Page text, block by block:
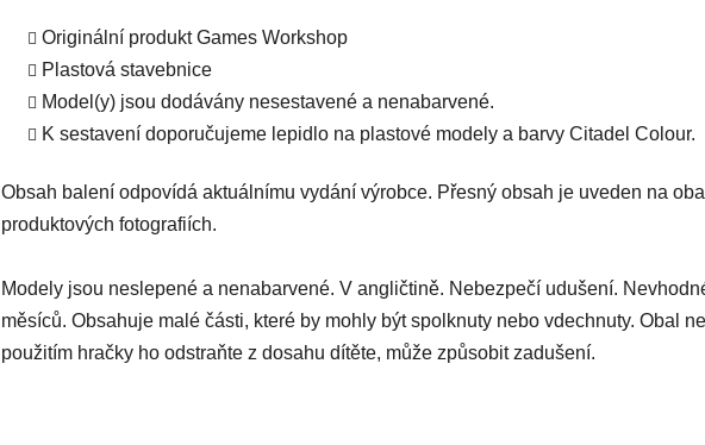
Originální produkt Games Workshop
Plastová stavebnice
Model(y) jsou dodávány nesestavené a nenabarvené.
K sestavení doporučujeme lepidlo na plastové modely a barvy Citadel Colour.
Obsah balení odpovídá aktuálnímu vydání výrobce. Přesný obsah je uveden na
produktových fotografiích.
Modely jsou neslepené a nenabarvené. V angličtině. Nebezpečí udušení.
měsíců. Obsahuje malé části, které by mohly být spolknuty nebo vdechnuty. Obal
použitím hračky ho odstraňte z dosahu dítěte, může způsobit zadušení.